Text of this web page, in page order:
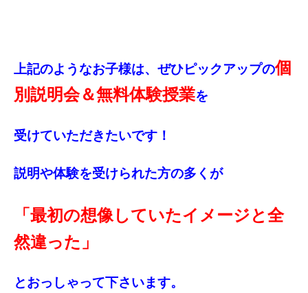
上記のようなお子様は、ぜひピックアップの個
別説明会＆無料体験授業を
受けていただきたいです！
説明や体験を受けられた方の多くが
「最初の想像していたイメージと全
然違った」
とおっしゃって下さいます。